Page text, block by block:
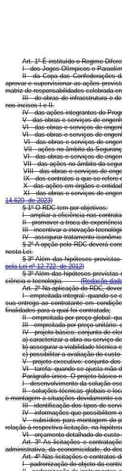
Art. 1º É instituído o Regime
I - dos Jogos Olímpicos e
II - da Copa das Confederações
aprovar e supervisionar as ações
matriz de responsabilidades celebrada
III - de obras de infraestrutura e
nos incisos I e II.
IV - das ações integrantes do
V - das obras e serviços de
VI - das obras e serviços de
VI - das obras e serviços de
VI - das obras e serviços de
VII - ações no âmbito da
VI - das obras e serviços de
VII - das ações no âmbito da
VIII - das obras e serviços de
IX - dos contratos a que se refere
X - das ações em órgãos e
XI - das obras e serviços de
14.620, de 2023)
§ 1º O RDC tem por objetivos:
I - ampliar a eficiência nas
II - promover a troca de
III - incentivar a inovação
IV - assegurar tratamento
§ 2º A opção pelo RDC deverá
nesta Lei.
§ 3º Além das hipóteses
pela Lei nº 12.722, de 2012)
§ 3º Além das hipóteses previstas
ciência e tecnologia.(Redação
Art. 2º Na aplicação do RDC,
I - empreitada integral: quando se
sua entrega ao contratante em
finalidades para a qual foi contratada;
II - empreitada por preço global:
III - empreitada por preço unitário:
IV - projeto básico: conjunto de
a) caracterizar a obra ou serviço
b) assegurar a viabilidade técnica
c) possibilitar a avaliação do
V - projeto executivo: conjunto
VI - tarefa: quando se ajusta mão
Parágrafo único. O projeto básico
I - desenvolvimento da solução
II - soluções técnicas globais e
e montagem a situações devidamente
III - identificação dos tipos de
IV - informações que possibilitem
V - subsídios para montagem do
relação à respectiva licitação, na
VI - orçamento detalhado do
Art. 3º As licitações e
administrativa, da economicidade, do
Art. 4º Nas licitações e
I - padronização do objeto da